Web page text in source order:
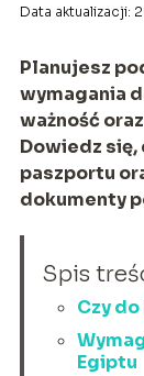
Data aktualizacji:
Planujesz
wymagania
ważność
Dowiedz się,
paszportu
dokumenty
Spis
Czy
Egiptu